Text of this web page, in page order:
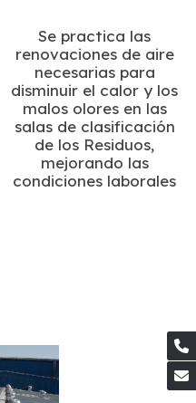
Se practica las
renovaciones de aire
necesarias para
disminuir el calor y los
malos olores en las
salas de clasificación
de los Residuos,
mejorando las
condiciones laborales